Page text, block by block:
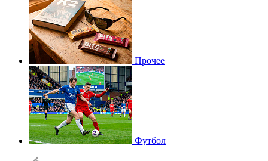
Прочее
Футбол